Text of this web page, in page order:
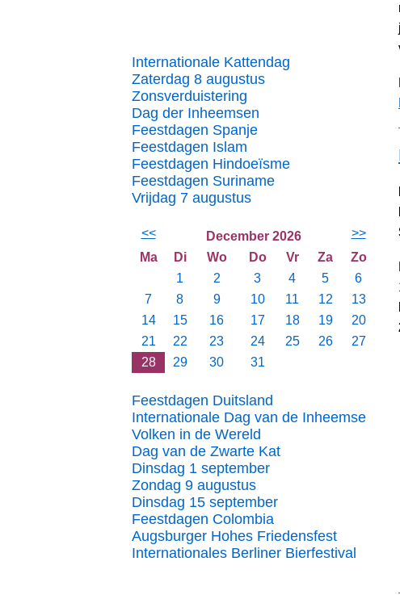
Internationale Kattendag
Zaterdag 8 augustus
Zonsverduistering
Dag der Inheemsen
Feestdagen Spanje
Feestdagen Islam
Feestdagen Hindoeïsme
Feestdagen Suriname
Vrijdag 7 augustus
<< December 2026
>>
Ma
Di Wo Do Vr Za
Zo
1
2 3 4 5
6
7
8 9 10 11 12
13
14
15 16 17 18 19
20
21
22 23 24 25 26
27
28
29 30 31
Feestdagen Duitsland
Internationale Dag van de Inheemse
Volken in de Wereld
Dag van de Zwarte Kat
Dinsdag 1 september
Zondag 9 augustus
Dinsdag 15 september
Feestdagen Colombia
Augsburger Hohes Friedensfest
Internationales Berliner Bierfestival